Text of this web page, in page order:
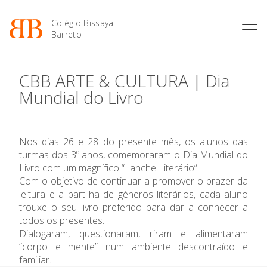
Colégio Bissaya
Barreto
O Colégio
Projeto Educativo
Organização
Colaboradores Não
Docentes
Instalações
Ofertas de emprego
Regulamentos
Jornal “O Coreto”
Privacidade
Oferta Formativa
Enriquecimento Curricular
Oferta Curricular
Sala de Estudo
Atividades de Interrupção
Letiva
Academia de LínguasEnsino Profissional
Profissionais
Matrículas
Termalismo
Curso de Técnico/a de Apoio
à Família e à Comunidade
Ofertas de Emprego
Ano Letivo
2027
Calendários
de Educação
SIGE
Secretariado de Exames
Admissão
CBB ARTE & CULTURA | Dia
Mundial do Livro
Nos dias 26 e 28 do presente mês, os alunos das
turmas dos 3º anos, comemoraram o Dia Mundial do
Livro com um magnífico “Lanche Literário”.
Com o objetivo de continuar a promover o prazer da
leitura e a partilha de géneros literários, cada aluno
trouxe o seu livro preferido para dar a conhecer a
todos os presentes.
Dialogaram, questionaram, riram e alimentaram
“corpo e mente” num ambiente descontraído e
familiar.